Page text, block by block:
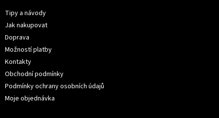
Tipy a návody
Jak nakupovat
Doprava
Možností platby
Kontakty
Obchodní podmínky
Podmínky ochrany osobních údajů
Moje objednávka